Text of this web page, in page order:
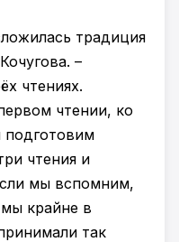
традиция
–
чтениях.
чтении, ко
подготовим
чтения и
мы вспомним,
крайне в
так